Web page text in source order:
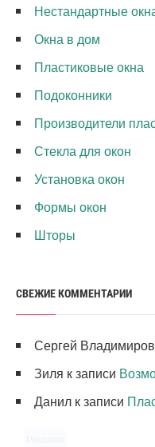
Нестандартные
Окна в дом
Пластиковые окна
Подоконники
Производители
Стекла для окон
Установка окон
Формы окон
Шторы
СВЕЖИЕ КОММЕНТАРИИ
Сергей
Зиля к записи
Данил к записи